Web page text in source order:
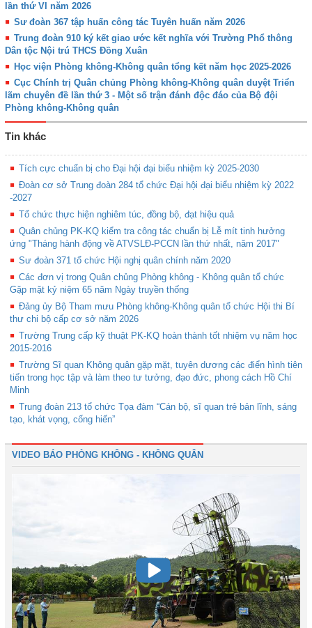
lần thứ VI năm 2026
Sư đoàn 367 tập huấn công tác Tuyên huấn năm 2026
Trung đoàn 910 ký kết giao ước kết nghĩa với Trường Phổ thông
Dân tộc Nội trú THCS Đồng Xuân
Học viện Phòng không-Không quân tổng kết năm học 2025-2026
Cục Chính trị Quân chủng Phòng không-Không quân duyệt Triển
lãm chuyên đề lần thứ 3 - Một số trận đánh độc đáo của Bộ đội
Phòng không-Không quân
Tin khác
Tích cực chuẩn bị cho Đại hội đại biểu nhiệm kỳ 2025-2030
Đoàn cơ sở Trung đoàn 284 tổ chức Đại hội đại biểu nhiệm kỳ 2022
-2027
Tổ chức thực hiện nghiêm túc, đồng bộ, đạt hiệu quả
Quân chủng PK-KQ kiểm tra công tác chuẩn bị Lễ mít tinh hưởng
ứng "Tháng hành động về ATVSLĐ-PCCN lần thứ nhất, năm 2017"
Sư đoàn 371 tổ chức Hội nghị quân chính năm 2020
Các đơn vị trong Quân chủng Phòng không - Không quân tổ chức
Gặp mặt kỷ niệm 65 năm Ngày truyền thống
Đảng ủy Bộ Tham mưu Phòng không-Không quân tổ chức Hội thi Bí
thư chi bộ cấp cơ sở năm 2026
Trường Trung cấp kỹ thuật PK-KQ hoàn thành tốt nhiệm vụ năm học
2015-2016
Trường Sĩ quan Không quân gặp mặt, tuyên dương các điển hình tiên
tiến trong học tập và làm theo tư tưởng, đạo đức, phong cách Hồ Chí
Minh
Trung đoàn 213 tổ chức Tọa đàm “Cán bộ, sĩ quan trẻ bản lĩnh, sáng
tạo, khát vọng, cống hiến”
VIDEO BÁO PHÒNG KHÔNG - KHÔNG QUÂN